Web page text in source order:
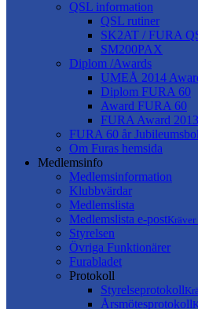
QSL information
QSL rutiner
SK2AT / FURA
SM200PAX
Diplom /Awards
UMEÅ 2014
Diplom FURA 60
Award FURA 60
FURA Award 2013
FURA 60 år
Om Furas hemsida
Medlemsinfo
Medlemsinformation
Klubbvärdar
Medlemslista
Medlemslista e-post
Styrelsen
Övriga Funktionärer
Furabladet
Protokoll
Styrelseprotokoll
Årsmötesprotokoll